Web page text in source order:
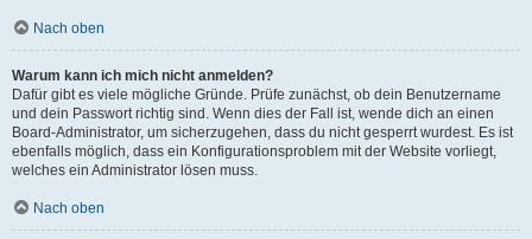
Nach oben
Warum kann ich mich nicht anmelden?
Dafür gibt es viele mögliche Gründe. Prüfe zunächst, ob dein Benutzername
und dein Passwort richtig sind. Wenn dies der Fall ist, wende dich an einen
Board-Administrator, um sicherzugehen, dass du nicht gesperrt wurdest. Es ist
ebenfalls möglich, dass ein Konfigurationsproblem mit der Website vorliegt,
welches ein Administrator lösen muss.
Nach oben